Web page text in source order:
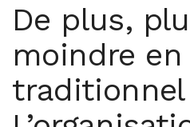
De plus,
moindre
traditionnel